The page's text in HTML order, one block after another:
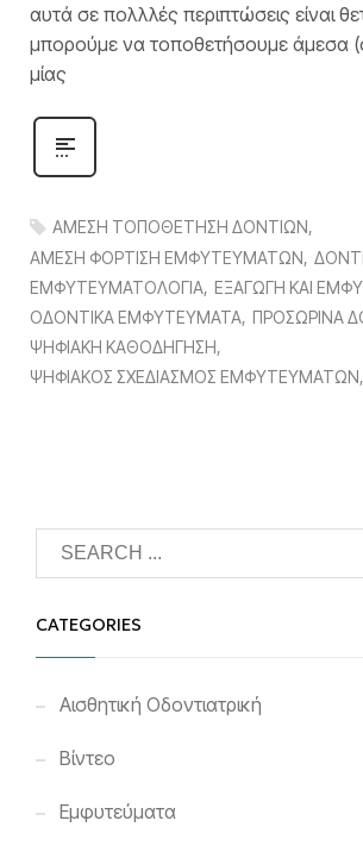
αυτά σε πολλλές περιπτώσεις είναι
μπορούμε να τοποθετήσουμε άμεσα
μίας
ΑΜΕΣΗ ΤΟΠΟΘΕΤΗΣΗ ΔΟΝΤΙΩΝ
ΑΜΕΣΗ ΦΟΡΤΙΣΗ ΕΜΦΥΤΕΥΜΑΤΩΝ
ΕΜΦΥΤΕΥΜΑΤΟΛΟΓΙΑ ΕΞΑΓΩΓΗ ΚΑΙ
ΟΔΟΝΤΙΚΑ ΕΜΦΥΤΕΥΜΑΤΑ ΠΡΟΣΩΡΙΝΑ
ΨΗΦΙΑΚΗ ΚΑΘΟΔΗΓΗΣΗ
ΨΗΦΙΑΚΟΣ ΣΧΕΔΙΑΣΜΟΣ ΕΜΦΥΤΕΥΜΑΤΩΝ
CATEGORIES
Αισθητική Οδοντιατρική
Βίντεο
Εμφυτεύματα